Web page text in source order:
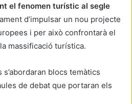
el fenomen turístic al segle
d’impulsar un nou projecte
i per això confrontarà el
massificació turística.
blocs temàtics
de debat que portaran els